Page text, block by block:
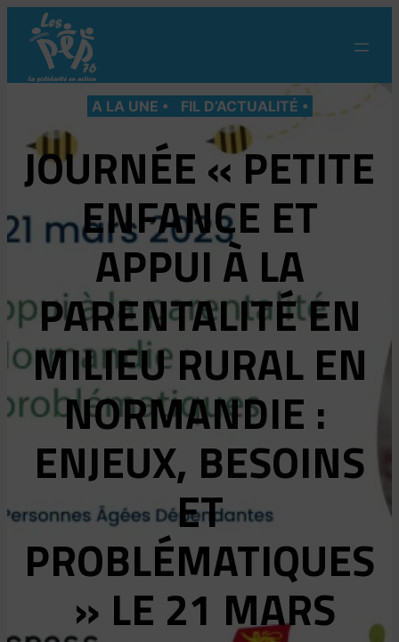
contenu
A LA UNE FIL D’ACTUALITÉ
JOURNÉE « PETITE
ENFANCE ET
APPUI À LA
PARENTALITÉ EN
MILIEU RURAL EN
NORMANDIE :
ENJEUX, BESOINS
ET
PROBLÉMATIQUES
» LE 21 MARS